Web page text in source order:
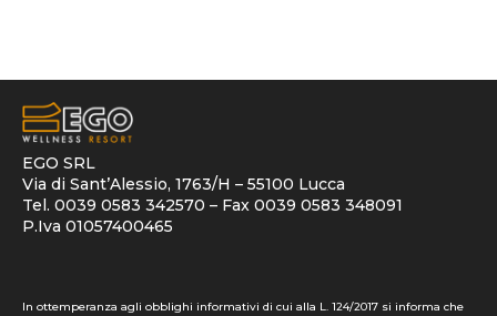
EGO SRL
Via di Sant’Alessio, 1763/H – 55100 Lucca
Tel. 0039 0583 342570 – Fax 0039 0583 348091
P.Iva 01057400465
In ottemperanza agli obblighi informativi di cui alla L. 124/2017 si informa che